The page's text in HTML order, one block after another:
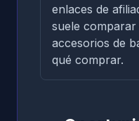
enlaces de
suele
accesorios de
qué comprar.